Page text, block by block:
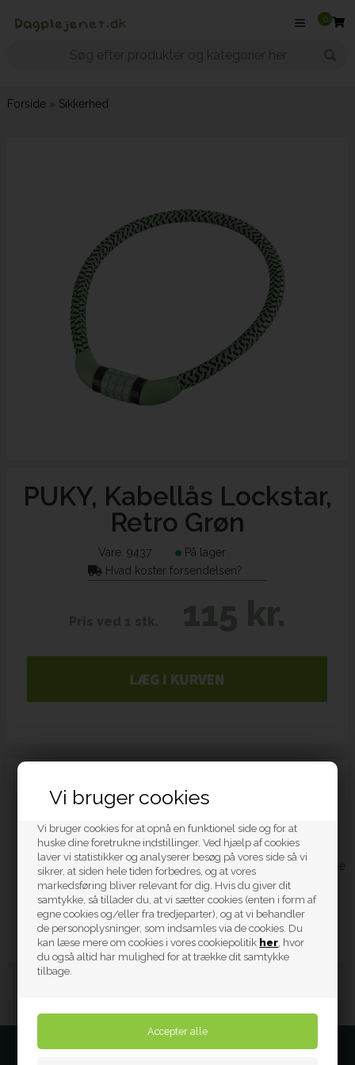
Vi bruger cookies
Vi bruger cookies for at opnå en funktionel side og for at
huske dine foretrukne indstillinger. Ved hjælp af cookies
laver vi statistikker og analyserer besøg på vores side så vi
sikrer, at siden hele tiden forbedres, og at vores
markedsføring bliver relevant for dig. Hvis du giver dit
samtykke, så tillader du, at vi sætter cookies (enten i form af
egne cookies og/eller fra tredjeparter), og at vi behandler
de personoplysninger, som indsamles via de cookies. Du
kan læse mere om cookies i vores cookiepolitik her , hvor
du også altid har mulighed for at trække dit samtykke
tilbage.
0
Forside» Sikkerhed
PUKY, Kabellås Lockstar,
Retro Grøn
Vare:9437
På lager
Hvad koster forsendelsen?
Beskrivelse
PUKY kabellåsLockstarkombinerer sikkerhed og stil. Den
er produceret i Europa, let at betjene, også for små hænder,
og leveres i et flot retrogrønt design. Den kompakte størrelse
og lave vægt gør den nem at have med i hverdagen.
Materialer: Stål
Kabellås / Cykellås af høj kvalitet